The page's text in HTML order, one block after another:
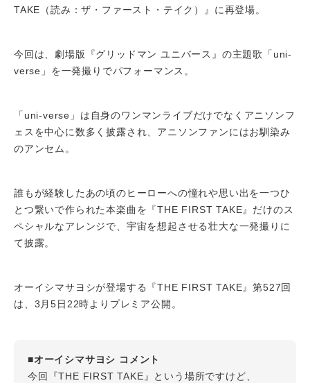
TAKE（読み：ザ・ファースト・テイク）』に再登場。
今回は、劇場版『グリッドマン ユニバース』の主題歌「uni-
verse」を一発撮りでパフォーマンス。
「uni-verse」は自身のワンマンライブだけでなくアニソンフ
ェスを中心に数多く披露され、アニソンファンにはお馴染み
のアンセム。
誰もが経験したあの頃のヒーローへの憧れや思い出を一つひ
とつ繋いで作られた本楽曲を『THE FIRST TAKE』だけのス
ペシャルなアレンジで、宇宙を想起させる壮大な一発撮りに
て披露。
オーイシマサヨシが登場する『THE FIRST TAKE』第527回
は、3月5日22時よりプレミア公開。
■オーイシマサヨシ コメント
今回『THE FIRST TAKE』という場所ですけど、